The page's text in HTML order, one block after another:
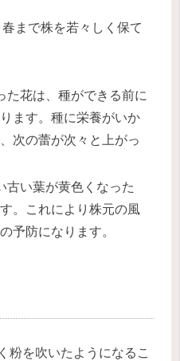
まで株を若々しく保て
た花は、種ができる前に
ます。種に栄養がいか
次の蕾が次々と上がっ
古い葉が黄色くなった
。これにより株元の風
予防になります。
粉を吹いたようになるこ